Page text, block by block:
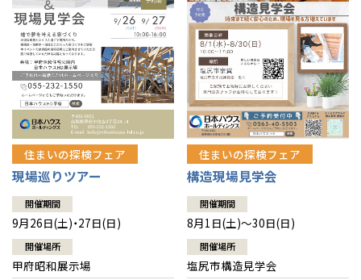
住まいの探検フェア
現場巡りツアー
開催期間
9月26日(土)・27日(日)
開催場所
甲府昭和展示場
住まいの探検フェア
構造現場見学会
開催期間
8月1日(土)～30日(日)
開催場所
塩尻市構造見学会